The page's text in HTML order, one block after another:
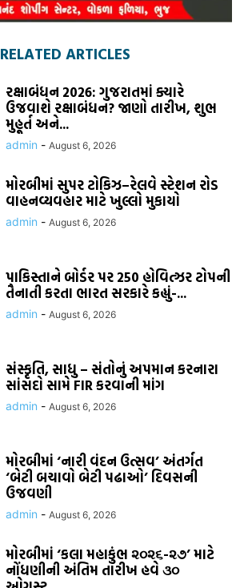
RELATED ARTICLES
રક્ષાબંધન 2026: ગુજરાતમાં ક્યારે
ઉજવાશે રક્ષાબંધન? જાણો તારીખ, શુભ
મુહૂર્ત અને...
admin - August 6, 2026
મોરબીમાં સુપર ટોકિઝ–રેલવે સ્ટેશન રોડ
વાહનવ્યવહાર માટે ખુલ્લો મુકાયો
admin - August 6, 2026
પાકિસ્તાને બોર્ડર પર 250 હોવિત્ઝર ટોપની
તૈનાતી કરતા ભારત સરકારે કહ્યું-...
admin - August 6, 2026
સંસ્કૃતિ, સાધુ – સંતોનું અપમાન કરનારા
સાંસદો સામે FIR કરવાની માંગ
admin - August 6, 2026
મોરબીમાં ‘નારી વંદન ઉત્સવ’ અંતર્ગત
‘બેટી બચાવો બેટી પઢાઓ’ દિવસની
ઉજવણી
admin - August 6, 2026
મોરબીમાં ‘કલા મહાકુંભ ૨૦૨૬-૨૭’ માટે
નોંધણીની અંતિમ તારીખ હવે ૩૦